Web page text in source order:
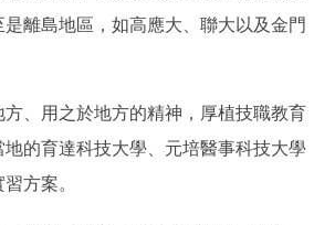
離島地區，如高應大、聯大以及金門
、用之於地方的精神，厚植技職教育
的育達科技大學、元培醫事科技大學
方案。